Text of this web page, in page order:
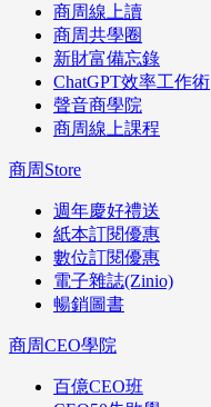
商周線上讀
商周共學圈
新財富備忘錄
ChatGPT效率工作術
聲音商學院
商周線上課程
商周Store
週年慶好禮送
紙本訂閱優惠
數位訂閱優惠
電子雜誌(Zinio)
暢銷圖書
商周CEO學院
百億CEO班